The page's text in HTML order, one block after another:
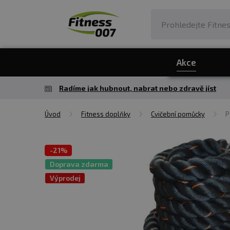
Akce
Radíme jak hubnout, nabrat nebo zdravě jíst
Úvod Fitness doplňky Cvičební pomůcky
-21%
Doprava zdarma
Výprodej